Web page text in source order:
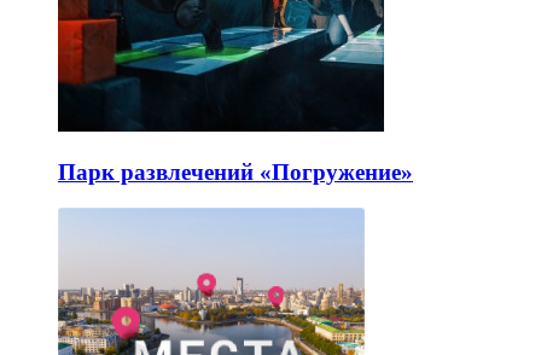
Парк развлечений «Погружение»